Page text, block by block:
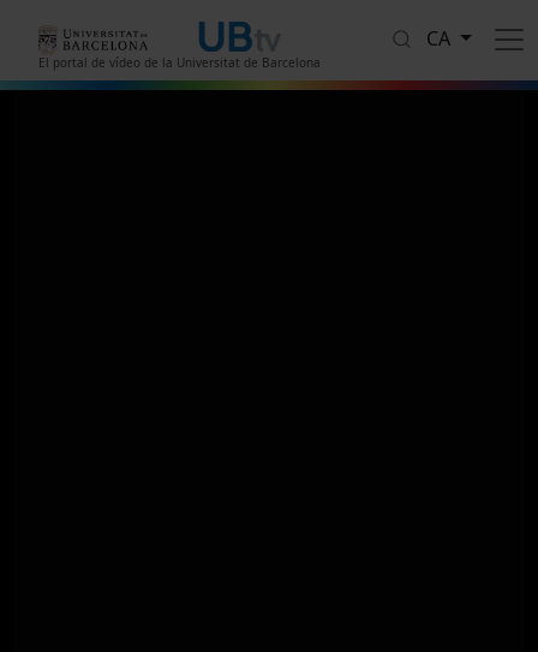
El portal de vídeo de la Universitat de Barcelona
CA